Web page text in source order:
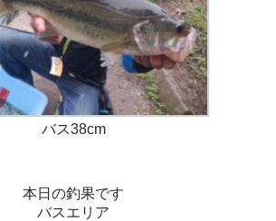
バス38cm
本日の釣果です
バスエリア